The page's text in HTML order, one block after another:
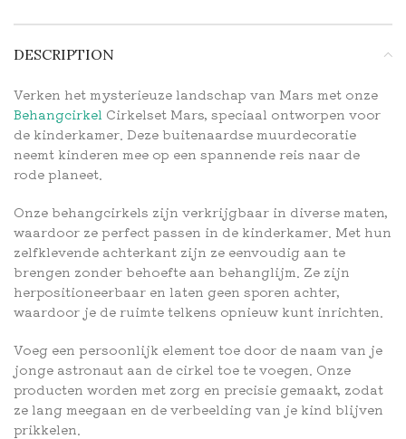
DESCRIPTION
Verken het mysterieuze landschap van Mars met onze
Behangcirkel Cirkelset Mars, speciaal ontworpen voor
de kinderkamer. Deze buitenaardse muurdecoratie
neemt kinderen mee op een spannende reis naar de
rode planeet.
Onze behangcirkels zijn verkrijgbaar in diverse maten,
waardoor ze perfect passen in de kinderkamer. Met hun
zelfklevende achterkant zijn ze eenvoudig aan te
brengen zonder behoefte aan behanglijm. Ze zijn
herpositioneerbaar en laten geen sporen achter,
waardoor je de ruimte telkens opnieuw kunt inrichten.
Voeg een persoonlijk element toe door de naam van je
jonge astronaut aan de cirkel toe te voegen. Onze
producten worden met zorg en precisie gemaakt, zodat
ze lang meegaan en de verbeelding van je kind blijven
prikkelen.